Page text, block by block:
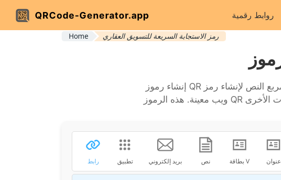
QRCode-Generator.app روابط رقمية
Home رمز الاستجابة السريعة للتسويق العقاري
إنشاء رموز QR للتسويق العقاري. أدخل رابطًا في مربع النص لإنشاء رمز QR يوجه المستخدمين إلى صفحة
رابط تطبيق بريد إلكتروني نص بطاقة V عنوان